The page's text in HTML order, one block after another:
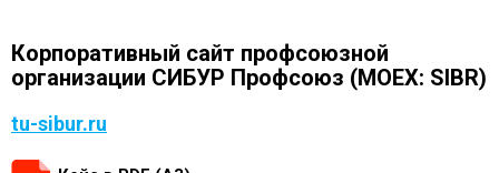
Корпоративный сайт профсоюзной
организации СИБУР Профсоюз (MOEX: SIBR)
tu-sibur.ru